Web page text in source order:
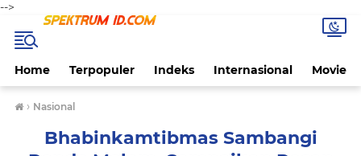
-->
Home Terpopuler Indeks Internasional Movie
› Nasional
Bhabinkamtibmas Sambangi